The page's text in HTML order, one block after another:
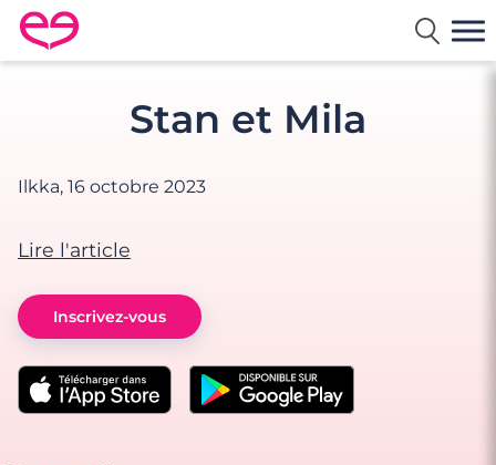
Rencontre en France avec Meetic
Stan et Mila
Ilkka, 16 octobre 2023
Lire l'article
Inscrivez-vous